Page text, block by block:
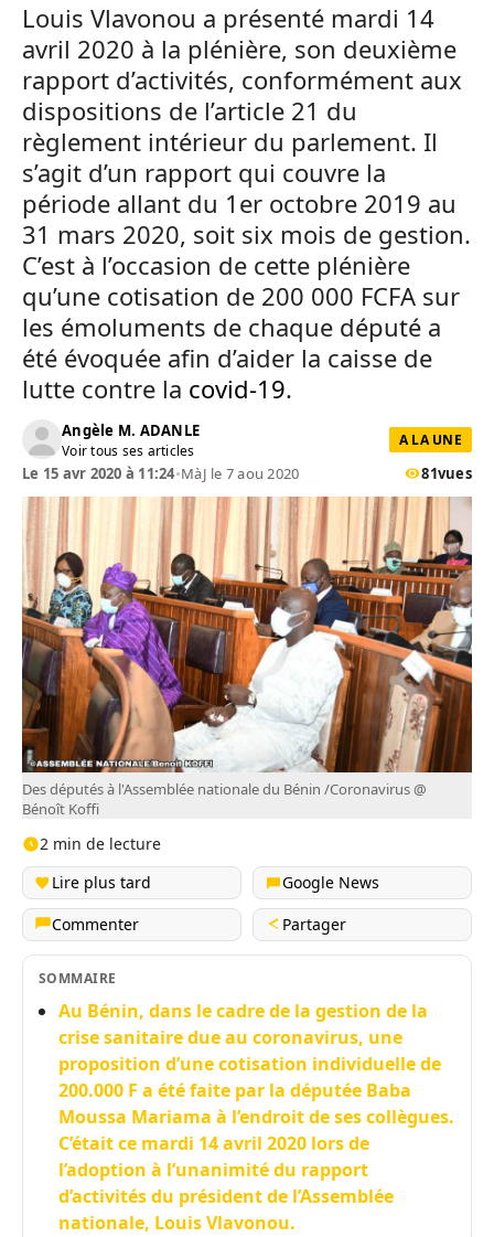
Louis Vlavonou a présenté mardi 14
avril 2020 à la plénière, son deuxième
rapport d’activités, conformément aux
dispositions de l’article 21 du
règlement intérieur du parlement. Il
s’agit d’un rapport qui couvre la
période allant du 1er octobre 2019 au
31 mars 2020, soit six mois de gestion.
C’est à l’occasion de cette plénière
qu’une cotisation de 200 000 FCFA sur
les émoluments de chaque député a
été évoquée afin d’aider la caisse de
lutte contre la covid-19.
Angèle M. ADANLE
Voir tous ses articles
A LA UNE
Le 15 avr 2020 à 11:24•MàJ le 7 aou 2020 81vues
Des députés à l'Assemblée nationale du Bénin /Coronavirus @
Bénoît Koffi
2 min de lecture
Lire plus tard
Google News
Commenter
Partager
SOMMAIRE
Au Bénin, dans le cadre de la gestion de la
crise sanitaire due au coronavirus, une
proposition d’une cotisation individuelle de
200.000 F a été faite par la députée Baba
Moussa Mariama à l’endroit de ses collègues.
C’était ce mardi 14 avril 2020 lors de
l’adoption à l’unanimité du rapport
d’activités du président de l’Assemblée
nationale, Louis Vlavonou.